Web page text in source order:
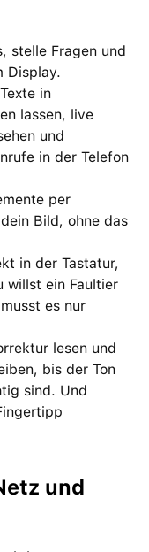
stelle Fragen und
Display.
in
lassen, live
und
in der Telefon
per
Bild, ohne das
in der Tastatur,
willst ein Faultier
es nur
lesen und
bis der Ton
sind. Und
und